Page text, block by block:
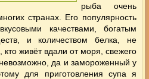
рыба очень
странах. Его популярность
качествами, богатым
и количеством белка, не
живёт вдали от моря, свежего
невозможно, да и замороженный у
для приготовления супа я